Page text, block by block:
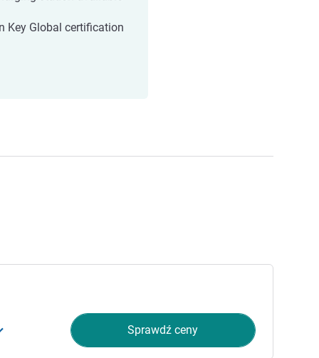
Key Global certification
Sprawdź ceny